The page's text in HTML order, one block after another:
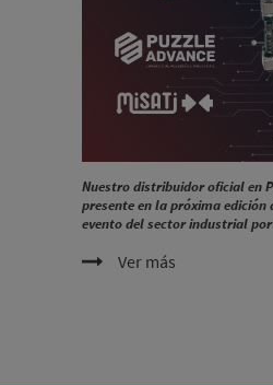
Nuestro distribuidor oficial en
presente en la próxima edición
evento del sector industrial
Ver más